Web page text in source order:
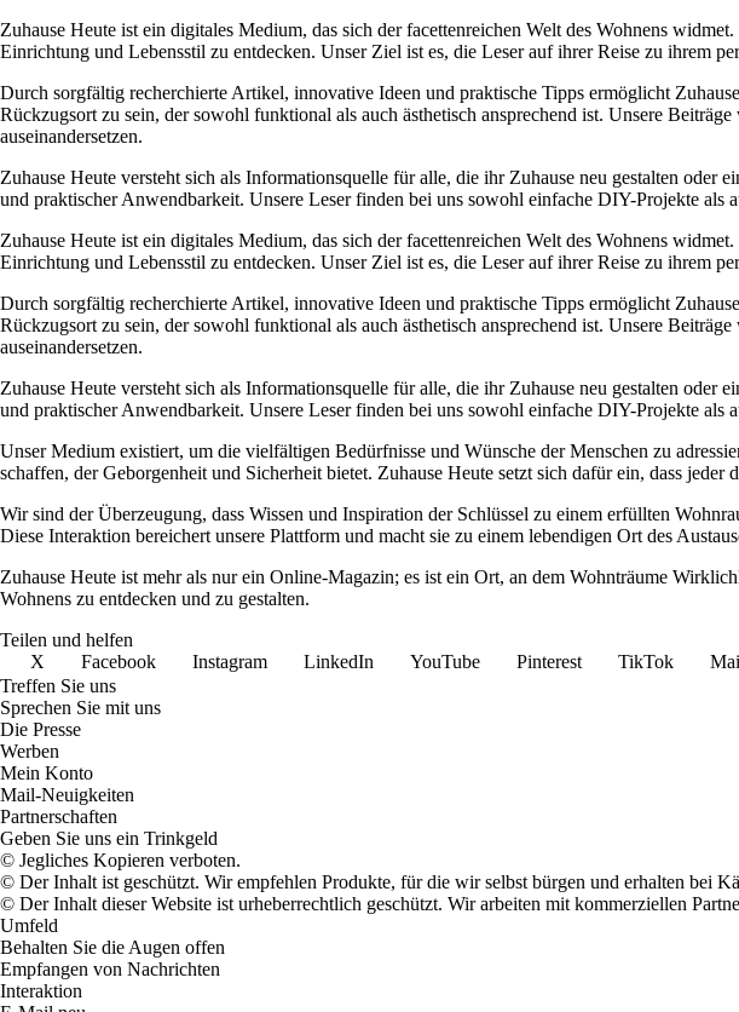
Zuhause Heute ist ein digitales Medium, das sich der facettenreichen Welt des Wohnens
Einrichtung und Lebensstil zu entdecken. Unser Ziel ist es, die Leser auf ihrer Reise zu ihrem
Durch sorgfältig recherchierte Artikel, innovative Ideen und praktische Tipps ermöglicht
Rückzugsort zu sein, der sowohl funktional als auch ästhetisch ansprechend ist. Unsere
auseinandersetzen.
Zuhause Heute versteht sich als Informationsquelle für alle, die ihr Zuhause neu gestalten
und praktischer Anwendbarkeit. Unsere Leser finden bei uns sowohl einfache DIY-Projekte als
Zuhause Heute ist ein digitales Medium, das sich der facettenreichen Welt des Wohnens
Einrichtung und Lebensstil zu entdecken. Unser Ziel ist es, die Leser auf ihrer Reise zu ihrem
Durch sorgfältig recherchierte Artikel, innovative Ideen und praktische Tipps ermöglicht
Rückzugsort zu sein, der sowohl funktional als auch ästhetisch ansprechend ist. Unsere
auseinandersetzen.
Zuhause Heute versteht sich als Informationsquelle für alle, die ihr Zuhause neu gestalten
und praktischer Anwendbarkeit. Unsere Leser finden bei uns sowohl einfache DIY-Projekte als
Unser Medium existiert, um die vielfältigen Bedürfnisse und Wünsche der Menschen zu
schaffen, der Geborgenheit und Sicherheit bietet. Zuhause Heute setzt sich dafür ein, dass
Wir sind der Überzeugung, dass Wissen und Inspiration der Schlüssel zu einem erfüllten
Diese Interaktion bereichert unsere Plattform und macht sie zu einem lebendigen Ort des
Zuhause Heute ist mehr als nur ein Online-Magazin; es ist ein Ort, an dem Wohnträume
Wohnens zu entdecken und zu gestalten.
Teilen und helfen
X
Facebook Instagram LinkedIn YouTube Pinterest TikTok
Treffen Sie uns
Sprechen Sie mit uns
Die Presse
Werben
Mein Konto
Mail-Neuigkeiten
Partnerschaften
Geben Sie uns ein Trinkgeld
© Jegliches Kopieren verboten.
© Der Inhalt ist geschützt. Wir empfehlen Produkte, für die wir selbst bürgen und erhalten bei
© Der Inhalt dieser Website ist urheberrechtlich geschützt. Wir arbeiten mit kommerziellen
Umfeld
Behalten Sie die Augen offen
Empfangen von Nachrichten
Interaktion